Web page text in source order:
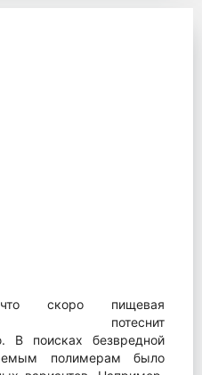
скоро пищевая
потеснит
В поисках безвредной
полимерам было